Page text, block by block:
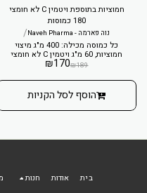
חמוציות בתוספת ויטמין C לא חומצי
180 כמוסות
נוה פארמה - Naveh Pharma /
כל כמוסה מכילה: 400 מ"ג מיצוי
חמוציות, 60 מ"ג ויטמין C לא חומצי
₪189
₪170
הוסף לסל הקניות
בית אודות חנות